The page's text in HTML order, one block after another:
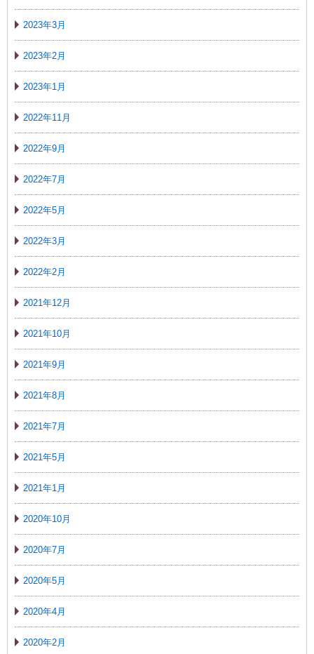
2023年3月
2023年2月
2023年1月
2022年11月
2022年9月
2022年7月
2022年5月
2022年3月
2022年2月
2021年12月
2021年10月
2021年9月
2021年8月
2021年7月
2021年5月
2021年1月
2020年10月
2020年7月
2020年5月
2020年4月
2020年2月